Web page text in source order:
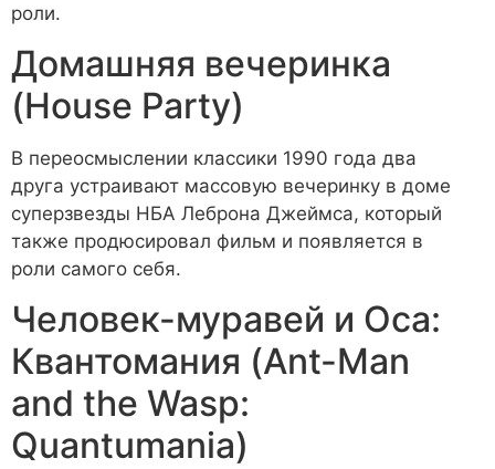
роли.
Домашняя вечеринка
(House Party)
В переосмыслении классики 1990 года два
друга устраивают массовую вечеринку в доме
суперзвезды НБА Леброна Джеймса, который
также продюсировал фильм и появляется в
роли самого себя.
Человек-муравей и Оса:
Квантомания (Ant-Man
and the Wasp:
Quantumania)